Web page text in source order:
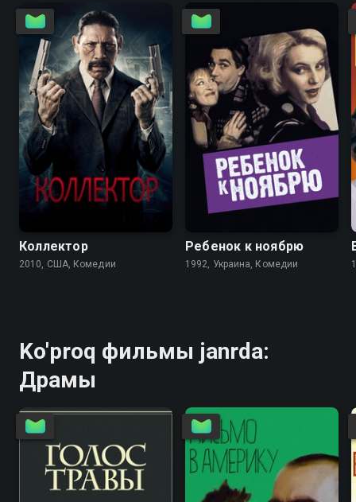
5.4 3.2
Коллектор
2010, США, Комедии
6.7 5.8
Ребенок к ноябрю
1992, Украина, Комедии
Ko'proq фильмы janrda:
Драмы